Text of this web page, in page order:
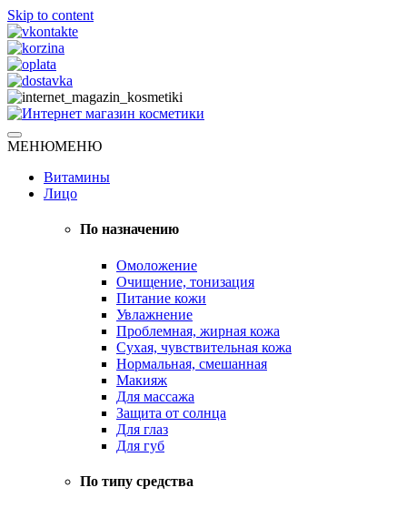
Skip to content
Интернет магазин косметики
Натуральная косметика
МЕНЮМЕНЮ
Витамины
Лицо
По назначению
Омоложение
Очищение, тонизация
Питание кожи
Увлажнение
Проблемная, жирная кожа
Сухая, чувствительная кожа
Нормальная, смешанная
Макияж
Для массажа
Защита от солнца
Для глаз
Для губ
По типу средства